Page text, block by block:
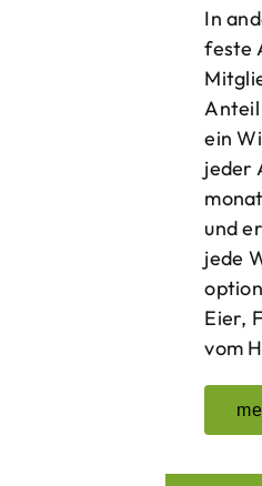
In
feste
ein
jeder
und
jede
Eier,
vom